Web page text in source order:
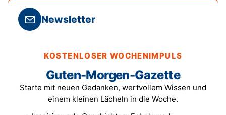
Newsletter
KOSTENLOSER WOCHENIMPULS
Guten-Morgen-Gazette
Starte mit neuen Gedanken, wertvollem Wissen und
einem kleinen Lächeln in die Woche.